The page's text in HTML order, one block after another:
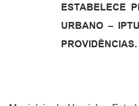
ESTABELECE
URBANO –
PROVIDÊNCIAS.